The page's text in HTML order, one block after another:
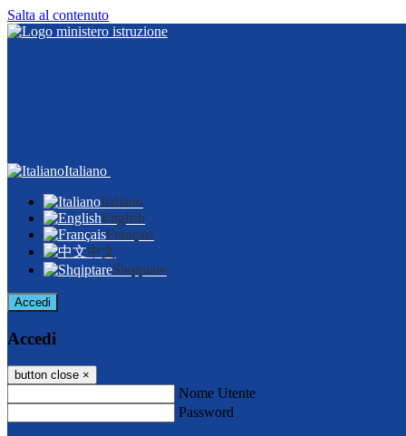
Salta al contenuto
Italiano
Italiano
English
Français
中文
Shqiptare
Accedi
Accedi
button close ×
Nome Utente
Password